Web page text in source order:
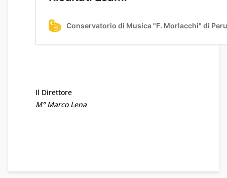
Il Direttore
M° Marco Lena